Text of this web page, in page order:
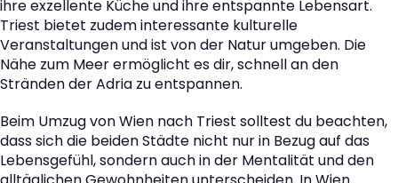
ihre exzellente Küche und ihre entspannte Lebensart.
Triest bietet zudem interessante kulturelle
Veranstaltungen und ist von der Natur umgeben. Die
Nähe zum Meer ermöglicht es dir, schnell an den
Stränden der Adria zu entspannen.
Beim Umzug von Wien nach Triest solltest du beachten,
dass sich die beiden Städte nicht nur in Bezug auf das
Lebensgefühl, sondern auch in der Mentalität und den